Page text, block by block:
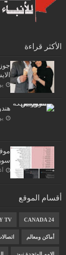
الأكثر قراءة
أقسام الموقع
CANADA 24
TV
أماكن ومعالم